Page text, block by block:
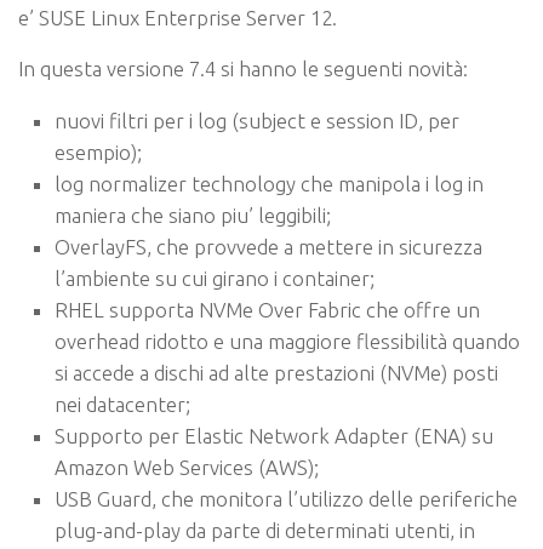
e’ SUSE Linux Enterprise Server 12.
In questa versione 7.4 si hanno le seguenti novità:
nuovi filtri per i log (subject e session ID, per
esempio);
log normalizer technology che manipola i log in
maniera che siano piu’ leggibili;
OverlayFS, che provvede a mettere in sicurezza
l’ambiente su cui girano i container;
RHEL supporta NVMe Over Fabric che offre un
overhead ridotto e una maggiore flessibilità quando
si accede a dischi ad alte prestazioni (NVMe) posti
nei datacenter;
Supporto per Elastic Network Adapter (ENA) su
Amazon Web Services (AWS);
USB Guard, che monitora l’utilizzo delle periferiche
plug-and-play da parte di determinati utenti, in